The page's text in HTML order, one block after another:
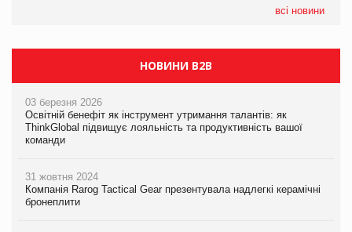
всі новини
НОВИНИ B2B
03 березня 2026
Освітній бенефіт як інструмент утримання талантів: як
ThinkGlobal підвищує лояльність та продуктивність вашої
команди
31 жовтня 2024
Компанія Rarog Tactical Gear презентувала надлегкі керамічні
бронеплити